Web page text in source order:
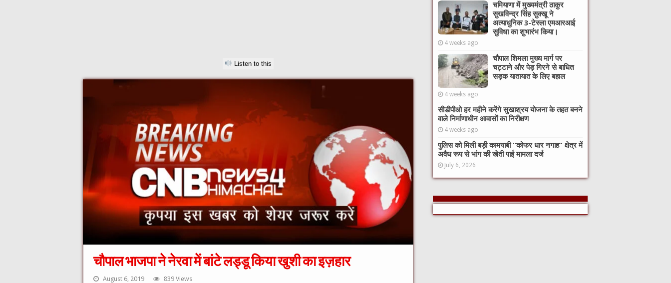
Listen to this
चौपाल भाजपा ने नेरवा में बांटे लड्डू किया खुशी का इज़हार
August 6, 2019 839 Views
चमियाणा में मुख्यमंत्री ठाकुर
सुखविन्द्र सिंह सुक्खू ने
अत्याधुनिक 3-टेस्ला एमआरआई
सुविधा का शुभारंभ किया।
4 weeks ago
चौपाल शिमला मुख्य मार्ग पर
चट्टाने और पेड़ गिरने से बाधित
सड़क यातायात के लिए बहाल
4 weeks ago
सीडीपीओ हर महीने करेंगे सुखाश्रय योजना के तहत बनने
वाले निर्माणाधीन आवासों का निरीक्षण
4 weeks ago
पुलिस को मिली बड़ी कामयाबी “कोफर धार नगाह” क्षेत्र में
अवैध रूप से भांग की खेती पाई मामला दर्ज
July 6, 2026